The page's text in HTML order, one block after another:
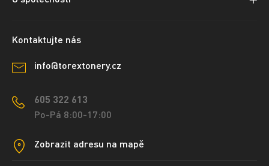
Kontaktujte nás
info@torextonery.cz
605 322 613
Po-Pá 8:00-17:00
Zobrazit adresu na mapě